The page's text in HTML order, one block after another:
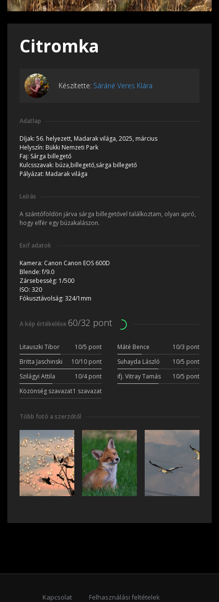
Citromka
Készítette: Sáráné Veres Klára
Adatlap
Díjak: 56. helyezett, Madarak világa, 2025, március
Helyszín: Bükki Nemzeti Park
Faj: Sárga billegető
Kulcsszavak: búza,billegető,sárga billegető
Pályázat: Madarak világa
Leírás
A szántóföldön járva sárga billegetővel találkoztam, olyan apró,
hogy elfér egy búzakalászon.
Exif adatok
Kamera: Canon Canon EOS 600D
Blende:f/9.0
Zársebesség: 1/500
ISO: 320
Fókusztávolság: 324/1mm
A kép értékelése 60/32 pont
Litauszki Tibor 10/5 pont Máté Bence
10/3 pont
Britta Jaschinski
10/10 pont Suhayda László
10/5 pont
Szilágyi Attila
10/4 pont ifj. Vitray Tamás
10/5 pont
Közönség szavazat1 szavazat
Több fotó a szerzőtől
Kapcsolat Felhasználási feltételek